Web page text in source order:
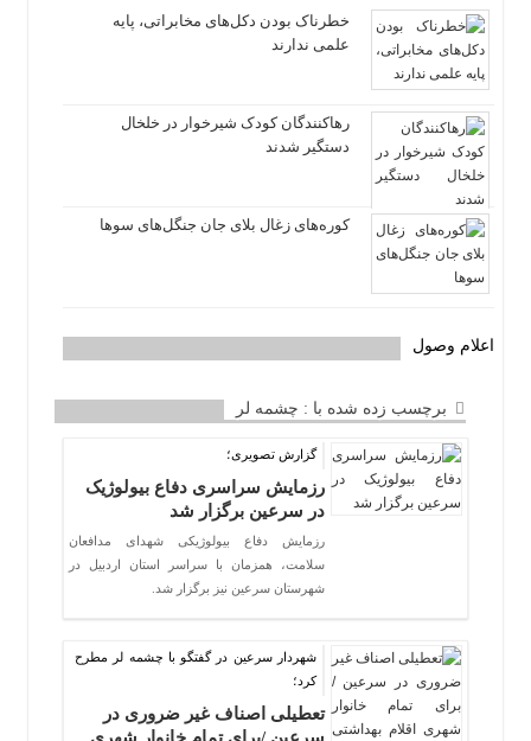
خطرناک بودن دکل‌های مخابراتی، پایه
علمی ندارند
رهاکنندگان کودک شیرخوار در خلخال
دستگیر شدند
کوره‌های زغال بلای جان جنگل‌های سوها
اعلام وصول
برچسب زده شده با : چشمه لر
گزارش تصویری؛
رزمایش سراسری دفاع بیولوژیک
در سرعین برگزار شد
رزمایش دفاع بیولوژیکی شهدای مدافعان
سلامت، همزمان با سراسر استان اردبیل در
شهرستان سرعین نیز برگزار شد.
شهردار سرعین در گفتگو با چشمه لر مطرح
کرد؛
تعطیلی اصناف غیر ضروری در